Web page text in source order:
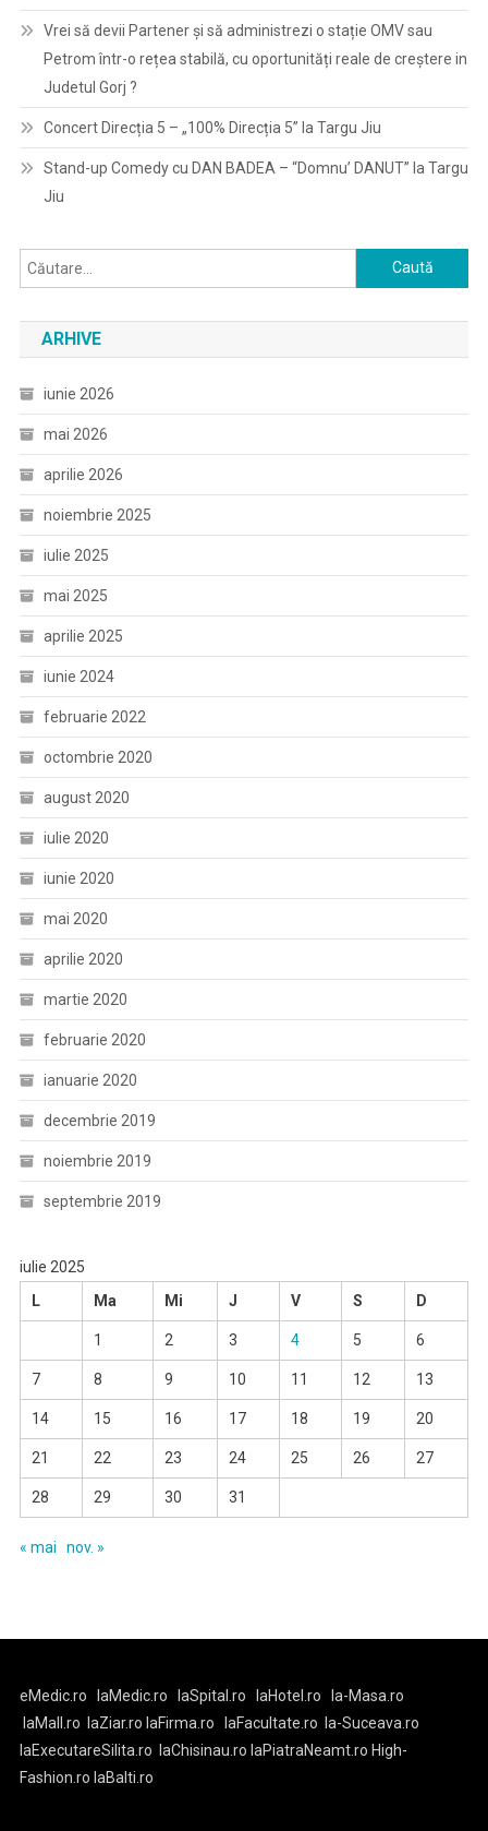
Vrei să devii Partener și să administrezi o stație OMV sau
Petrom într-o rețea stabilă, cu oportunități reale de creștere in
Judetul Gorj ?
Concert Direcția 5 – „100% Direcția 5” la Targu Jiu
Stand-up Comedy cu DAN BADEA – “Domnu’ DANUT” la Targu
Jiu
Caută
după:
ARHIVE
iunie 2026
mai 2026
aprilie 2026
noiembrie 2025
iulie 2025
mai 2025
aprilie 2025
iunie 2024
februarie 2022
octombrie 2020
august 2020
iulie 2020
iunie 2020
mai 2020
aprilie 2020
martie 2020
februarie 2020
ianuarie 2020
decembrie 2019
noiembrie 2019
septembrie 2019
iulie 2025
L
Ma Mi J V S D
1 2 3 4 5 6
7 8 9 10 11 12 13
14 15 16 17 18 19 20
21 22 23 24 25 26 27
28 29 30 31
« mai nov. »
eMedic.ro laMedic.ro laSpital.ro laHotel.ro
la-Masa.ro
laMall.ro
laZiar.ro laFirma.ro laFacultate.ro
la-Suceava.ro
laExecutareSilita.ro
laChisinau.ro laPiatraNeamt.ro High-
Fashion.ro laBalti.ro